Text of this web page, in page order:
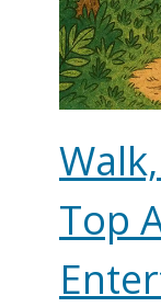
Top